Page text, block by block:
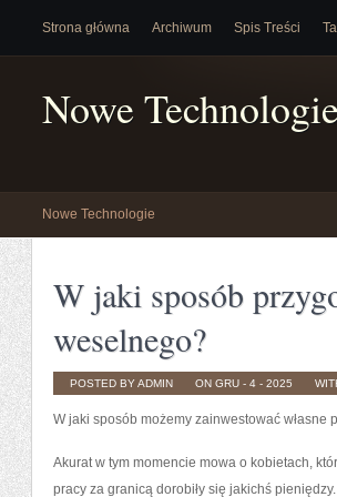
Strona główna Archiwum Spis Treści
Nowe
Nowe Technologie
W jaki sposób
weselnego?
POSTED BY ADMIN ON GRU - 4 - 2025
W jaki sposób możemy zainwestować własne
Akurat w tym momencie mowa o kobietach,
pracy za granicą dorobiły się jakichś